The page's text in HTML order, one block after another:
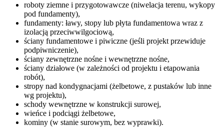
roboty ziemne i przygotowawcze (niwelacja terenu, wykopy
pod fundamenty),
fundamenty: ławy, stopy lub płyta fundamentowa wraz z
izolacją przeciwwilgociową,
ściany fundamentowe i piwiczne (jeśli projekt przewiduje
podpiwniczenie),
ściany zewnętrzne nośne i wewnętrzne nośne,
ściany działowe (w zależności od projektu i etapowania
robót),
stropy nad kondygnacjami (żelbetowe, z pustaków lub inne
wg projektu),
schody wewnętrzne w konstrukcji surowej,
wieńce i podciągi żelbetowe,
kominy (w stanie surowym, bez wyprawki).